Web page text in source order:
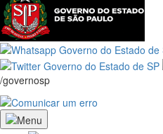
/governosp